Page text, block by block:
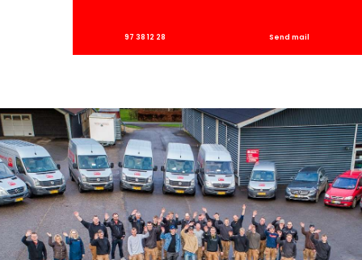
​97 38 12 28 Send mail